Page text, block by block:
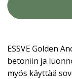
ESSVE Golden
betoniin ja
myös käyttää